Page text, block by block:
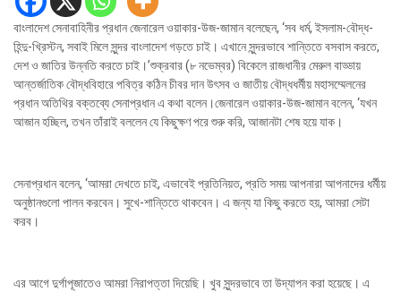
বাংলাদেশ সেনাবাহিনীর প্রধান জেনারেল ওয়াকার-উজ-জামান বলেছেন, ‘সব ধর্ম, ইসলাম-বৌদ্ধ-
হিন্দু-খ্রিস্টন, সবাই মিলে সুন্দর বাংলাদেশ গড়তে চাই। এখানে সুন্দরভাবে শান্তিতে বসবাস করতে,
দেশ ও জাতির উন্নতি করতে চাই।’শুক্রবার (৮ নভেম্বর) বিকেলে রাজধানীর মেরুল বাড্ডায়
আন্তর্জাতিক বৌদ্ধবিহারে পবিত্র কঠিন চীবর দান উৎসব ও জাতীয় বৌদ্ধধর্মীয় মহাসম্মেলনের
প্রধান অতিথির বক্তব্যে সেনাপ্রধান এ কথা বলেন।জেনারেল ওয়াকার-উজ-জামান বলেন, ‘যখন
আজান হচ্ছিল, তখন তাঁরাই বললেন যে কিছুক্ষণ পরে শুরু করি, আজানটা শেষ হয়ে যাক।
সেনাপ্রধান বলেন, ‘আমরা দেখতে চাই, এভাবেই প্রতিনিয়ত, প্রতি সময় আপনারা আপনাদের ধর্মীয়
অনুষ্ঠানগুলো পালন করবেন। সুখে-শান্তিতে থাকবেন। এ জন্য যা কিছু করতে হয়, আমরা সেটা
করব।
এর আগে দুর্গাপূজাতেও আমরা নিরাপত্তা দিয়েছি। খুব সুন্দরভাবে তা উদ্‌যাপন করা হয়েছে। এ